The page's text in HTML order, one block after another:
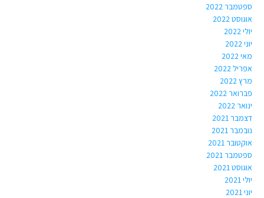
ספטמבר 2022
אוגוסט 2022
יולי 2022
יוני 2022
מאי 2022
אפריל 2022
מרץ 2022
פברואר 2022
ינואר 2022
דצמבר 2021
נובמבר 2021
אוקטובר 2021
ספטמבר 2021
אוגוסט 2021
יולי 2021
יוני 2021